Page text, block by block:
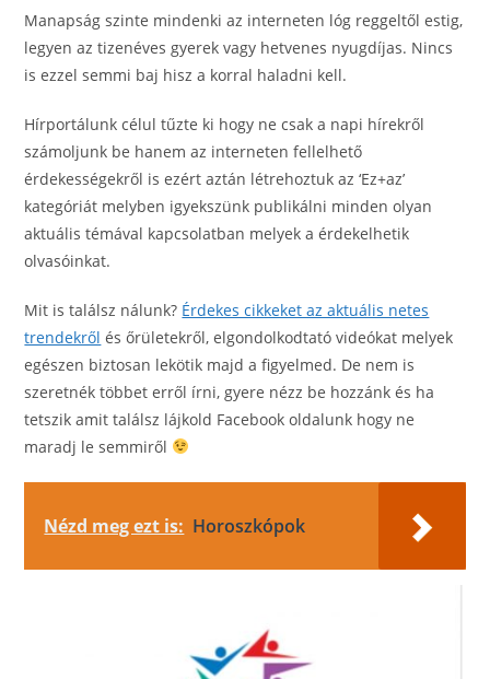
Manapság szinte mindenki az interneten lóg reggeltől estig,
legyen az tizenéves gyerek vagy hetvenes nyugdíjas. Nincs
is ezzel semmi baj hisz a korral haladni kell.
Hírportálunk célul tűzte ki hogy ne csak a napi hírekről
számoljunk be hanem az interneten fellelhető
érdekességekről is ezért aztán létrehoztuk az ‘Ez+az’
kategóriát melyben igyekszünk publikálni minden olyan
aktuális témával kapcsolatban melyek a érdekelhetik
olvasóinkat.
Mit is találsz nálunk? Érdekes cikkeket az aktuális netes
trendekről és őrületekről, elgondolkodtató videókat melyek
egészen biztosan lekötik majd a figyelmed. De nem is
szeretnék többet erről írni, gyere nézz be hozzánk és ha
tetszik amit találsz lájkold Facebook oldalunk hogy ne
maradj le semmiről
Nézd meg ezt is: Horoszkópok